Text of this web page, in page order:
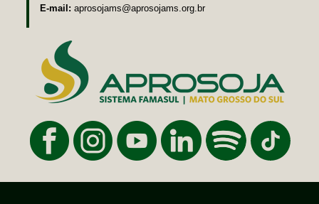
E-mail: aprosojams@aprosojams.org.br